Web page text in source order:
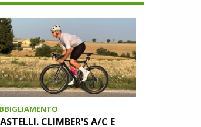
CLIMBER'S A/C E